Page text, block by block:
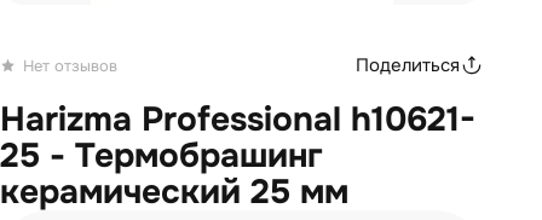
Нет отзывов Поделиться
Harizma Professional h10621-
25 - Термобрашинг
керамический 25 мм